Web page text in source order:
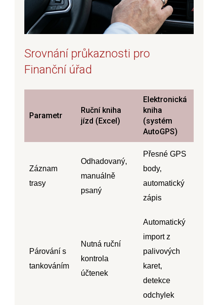
Srovnání průkaznosti pro
Finanční úřad
Parametr
Ruční kniha
jízd (Excel)
Elektronická
kniha
(systém
AutoGPS)
Záznam
trasy
Odhadovaný,
manuálně
psaný
Přesné GPS
body,
automatický
zápis
Párování s
tankováním
Nutná ruční
kontrola
účtenek
Automatický
import z
palivových
karet,
detekce
odchylek